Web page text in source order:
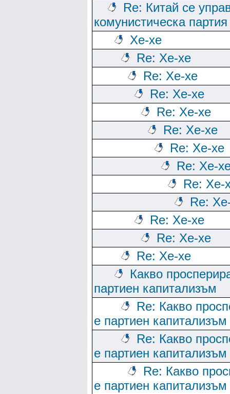
Re: Китай се
комунистическа партия
Хе-хе
Re: Хе-хе
Re: Хе-хе
Re: Хе-хе
Re: Хе-хе
Re: Хе-хе
Re: Хе-хе
Re: Хе-
Re: Хе-
Re:
Re: Хе-хе
Re: Хе-хе
Re: Хе-хе
Какво
партиен капитализъм
Re: Какво
е партиен капитализъм
Re: Какво
е партиен капитализъм
Re: Какво
е партиен капитализъм